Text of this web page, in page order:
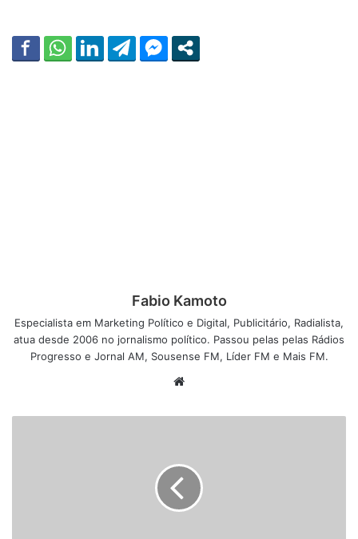
Fabio Kamoto
Especialista em Marketing Político e Digital, Publicitário, Radialista,
atua desde 2006 no jornalismo político. Passou pelas pelas Rádios
Progresso e Jornal AM, Sousense FM, Líder FM e Mais FM.
b